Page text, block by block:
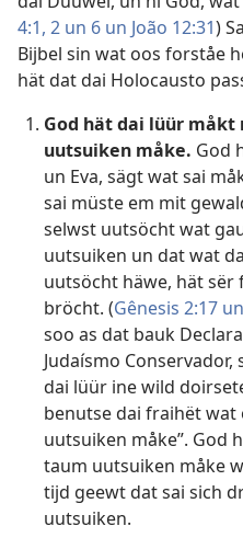
4:1, 2 un 6 un João 12:31)
Bijbel sin wat oos forståe
hät dat dai Holocausto
God hät dai lüür
uutsuiken måke. God
un Eva, sägt wat sai
sai müste em mit
selwst uutsöcht wat
uutsuiken un dat wat
uutsöcht häwe, hät
bröcht. (Gênesis 2:17 un
soo as dat bauk
Judaísmo
dai lüür ine wild
benutse dai fraihët
uutsuiken måke”. God
taum uutsuiken måke
tijd geewt dat sai sich
uutsuiken.